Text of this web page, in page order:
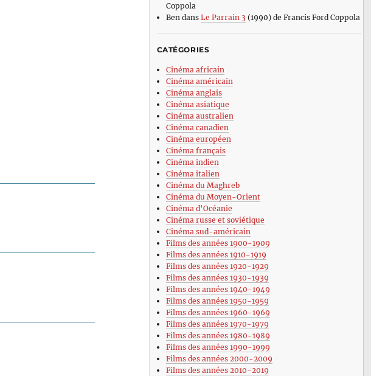
Coppola
Ben dans Le Parrain 3 (1990) de Francis Ford Coppola
CATÉGORIES
Cinéma africain
Cinéma américain
Cinéma anglais
Cinéma asiatique
Cinéma australien
Cinéma canadien
Cinéma européen
Cinéma français
Cinéma indien
Cinéma italien
Cinéma du Maghreb
Cinéma du Moyen-Orient
Cinéma d’Océanie
Cinéma russe et soviétique
Cinéma sud-américain
Films des années 1900-1909
Films des années 1910-1919
Films des années 1920-1929
Films des années 1930-1939
Films des années 1940-1949
Films des années 1950-1959
Films des années 1960-1969
Films des années 1970-1979
Films des années 1980-1989
Films des années 1990-1999
Films des années 2000-2009
Films des années 2010-2019